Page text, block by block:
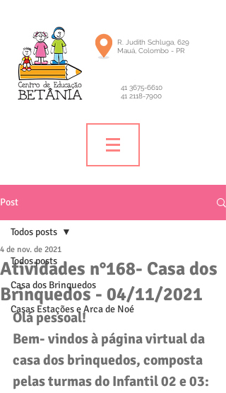
R. Judith Schluga, 629
Mauá, Colombo - PR
41 3675-6610
41 2118-7900
Post
Todos posts
Casa dos Brinquedos
Casas Estações e Arca de Noé
Todos posts
Atividades n°168- Casa dos
Brinquedos - 04/11/2021
4 de nov. de 2021
Olá pessoal!
Bem- vindos à página virtual da
casa dos brinquedos, composta
pelas turmas do Infantil 02 e 03: